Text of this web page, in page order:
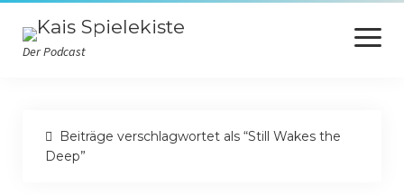
Der Podcast
Menü
öffnen
Spiele des Jahres
Beiträge verschlagwortet als “Still Wakes the
Deep”